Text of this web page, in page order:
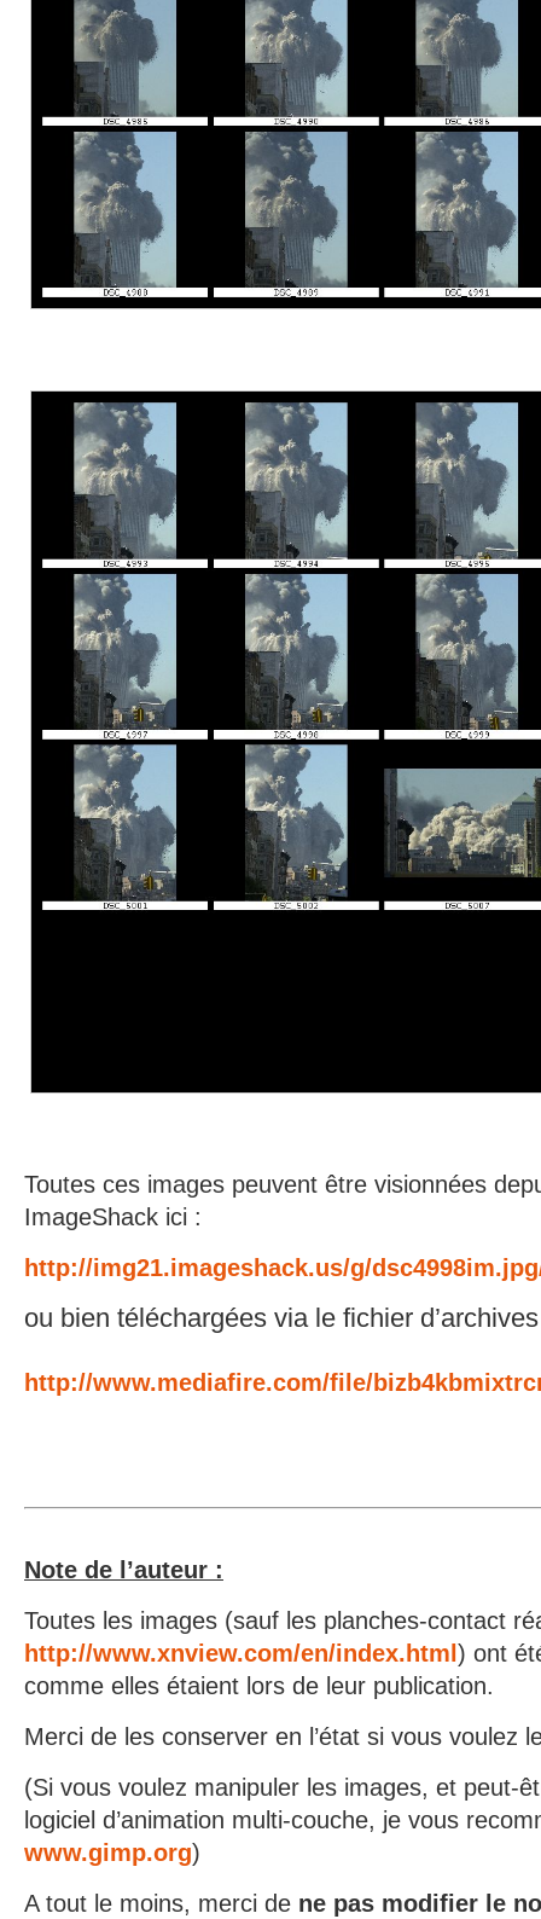
Toutes ces images peuvent être visionnées
ImageShack ici :
http://img21.imageshack.us/g/
ou bien téléchargées via le fichier
http://www.mediafire.com/file/
Note de l’auteur :
Toutes les images (sauf les planches-contact
http://www.xnview.com/en/index.html ) ont
comme elles étaient lors de leur publication.
Merci de les conserver en l’état si vous voulez
(Si vous voulez manipuler les images, et peut-
logiciel d’animation multi-couche, je vous
www.gimp.org)
A tout le moins, merci de ne pas modifier le